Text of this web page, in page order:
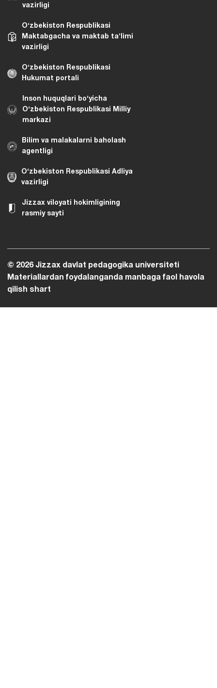
vazirligi
Oʻzbekiston Respublikasi
Maktabgacha va maktab taʼlimi
vazirligi
Oʻzbekiston Respublikasi
Hukumat portali
Inson huquqlari bo‘yicha
O‘zbekiston Respublikasi Milliy
markazi
Bilim va malakalarni baholash
agentligi
O‘zbekiston Respublikasi Adliya
vazirligi
Jizzax viloyati hokimligining
rasmiy sayti
© 2026 Jizzax davlat pedagogika universiteti
Materiallardan foydalanganda manbaga faol havola
qilish shart